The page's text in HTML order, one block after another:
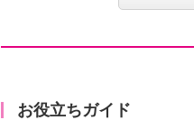
２、モイスチャーナノ乳化
【エッセンス ローション（
お役立ちガイド